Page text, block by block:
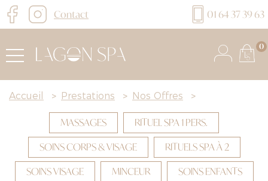
Contact 01 64 37 39 63
0
Accueil > Prestations > Nos Offres >
MASSAGES
RITUEL SPA 1 PERS.
SOINS CORPS & VISAGE
RITUELS SPA À 2
SOINS VISAGE
MINCEUR
SOINS ENFANTS